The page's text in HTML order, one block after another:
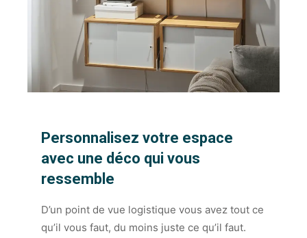
Personnalisez votre espace
avec une déco qui vous
ressemble
D’un point de vue logistique vous avez tout ce
qu’il vous faut, du moins juste ce qu’il faut.